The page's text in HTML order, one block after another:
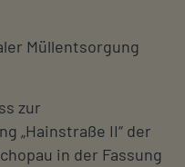
Müllentsorgung
zur
„Hainstraße II“ der
in der Fassung